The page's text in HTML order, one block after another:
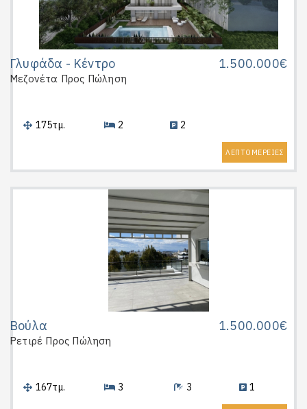
Γλυφάδα - Κέντρο 1.500.000€
Μεζονέτα Προς Πώληση
175τμ. 2 2
ΛΕΠΤΟΜΕΡΕΙΕΣ
Βούλα 1.500.000€
Ρετιρέ Προς Πώληση
167τμ. 3 3 1